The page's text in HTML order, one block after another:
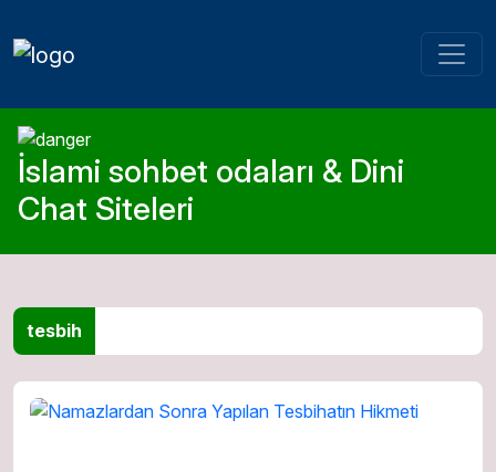
İslami sohbet odaları & Dini
Chat Siteleri
tesbih